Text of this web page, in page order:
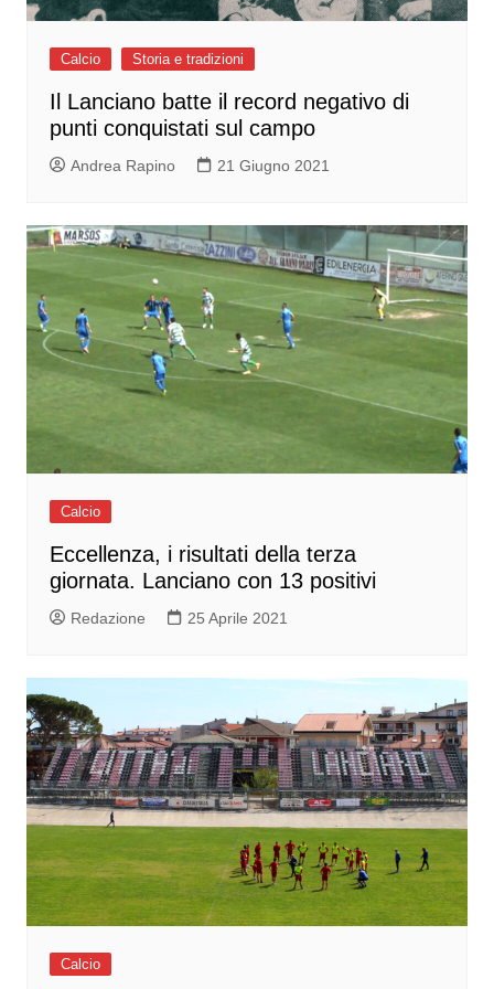
Calcio Storia e tradizioni
Il Lanciano batte il record negativo di
punti conquistati sul campo
Andrea Rapino 21 Giugno 2021
Calcio
Eccellenza, i risultati della terza
giornata. Lanciano con 13 positivi
Redazione 25 Aprile 2021
Calcio